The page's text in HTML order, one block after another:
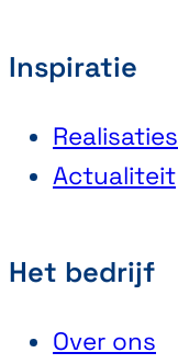
Inspiratie
Realisaties
Actualiteit
Het bedrijf
Over ons